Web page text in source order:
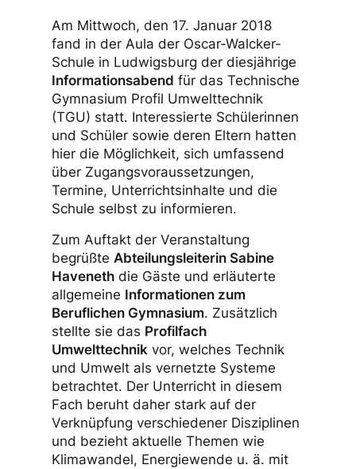
Am Mittwoch, den 17. Januar 2018
fand in der Aula der Oscar-Walcker-
Schule in Ludwigsburg der diesjährige
Informationsabend für das Technische
Gymnasium Profil Umwelttechnik
(TGU) statt. Interessierte Schülerinnen
und Schüler sowie deren Eltern hatten
hier die Möglichkeit, sich umfassend
über Zugangsvoraussetzungen,
Termine, Unterrichtsinhalte und die
Schule selbst zu informieren.
Zum Auftakt der Veranstaltung
begrüßte Abteilungsleiterin Sabine
Haveneth die Gäste und erläuterte
allgemeine Informationen zum
Beruflichen Gymnasium. Zusätzlich
stellte sie das Profilfach
Umwelttechnik vor, welches Technik
und Umwelt als vernetzte Systeme
betrachtet. Der Unterricht in diesem
Fach beruht daher stark auf der
Verknüpfung verschiedener Disziplinen
und bezieht aktuelle Themen wie
Klimawandel, Energiewende u. ä. mit